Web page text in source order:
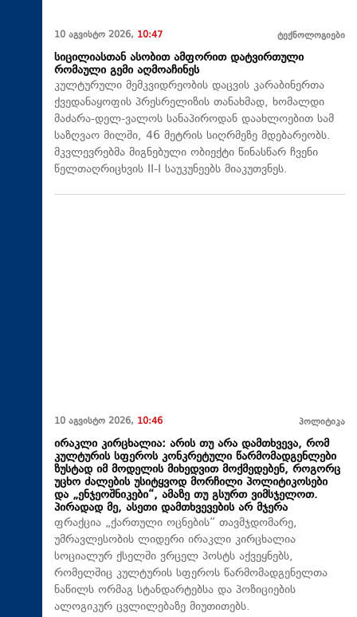
10 აგვისტო 2026, 10:47 ტექნოლოგიები
სიცილიასთან ასობით ამფორით დატვირთული
რომაული გემი აღმოაჩინეს
კულტურული მემკვიდრეობის დაცვის კარაბინერთა
ქვედანაყოფის პრესრელიზის თანახმად, ხომალდი ​
მაძარა-დელ-ვალოს სანაპიროდან დაახლოებით სამ
საზღვაო მილში, 46 მეტრის სიღრმეზე მდებარეობს.
მკვლევრებმა მიგნებული ობიექტი წინასწარ ჩვენი
წელთაღრიცხვის II-I საუკუნეებს მიაკუთვნეს.
10 აგვისტო 2026, 10:46 პოლიტიკა
ირაკლი კირცხალია: არის თუ არა დამთხვევა, რომ
კულტურის სფეროს კონკრეტული წარმომადგენლები
ზუსტად იმ მოდელის მიხედვით მოქმედებენ, როგორც
უცხო ძალების უსიტყვოდ მორჩილი პოლიტიკოსები
და „ენჯეოშნიკები“, ამაზე თუ გსურთ ვიმსჯელოთ.
პირადად მე, ასეთი დამთხვევების არ მჯერა
ფრაქცია „ქართული ოცნების“ თავმჯდომარე,
უმრავლესობის ლიდერი ირაკლი კირცხალია
სოციალურ ქსელში ვრცელ პოსტს აქვეყნებს,
რომელშიც კულტურის სფეროს წარმომადგენელთა
ნაწილს ორმაგ სტანდარტებსა და პოზიციების
ალოგიკურ ცვლილებაზე მიუთითებს.